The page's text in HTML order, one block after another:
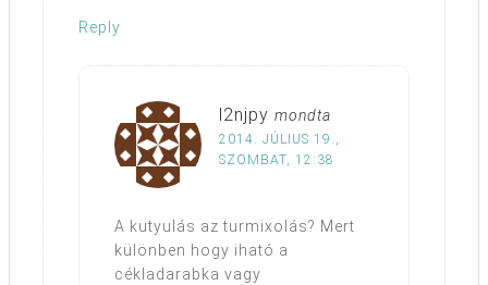
Reply
l2njpy mondta
2014. JÚLIUS 19.,
SZOMBAT, 12:38
A kutyulás az turmixolás? Mert
különben hogy iható a
cékladarabka vagy